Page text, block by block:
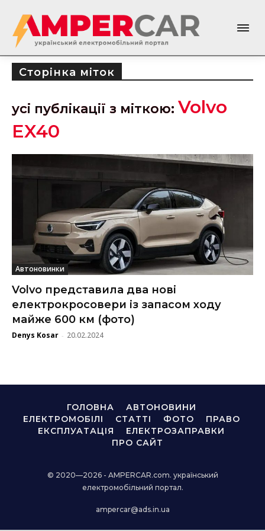
Сторінка міток
усі публікації з міткою: Volvo
EX40
Автоновинки
Volvo представила два нові
електрокросовери із запасом ходу
майже 600 км (фото)
Denys Kosar - 20.02.2024
ГОЛОВНА
АВТОНОВИНИ
ЕЛЕКТРОМОБІЛІ
СТАТТІ ФОТО
ПРАВО
ЕКСПЛУАТАЦІЯ
ЕЛЕКТРОЗАПРАВКИ
ПРО САЙТ
© 2020—2026 - AMPERCAR.com. український
електромобільний портал.
ampercar@ads.in.ua